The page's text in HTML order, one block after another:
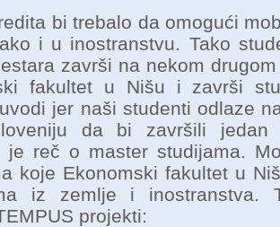
bi trebalo da omogući
i u inostranstvu. Tako
završi na nekom
fakultet u Nišu i završi
jer naši studenti odlaze
da bi završili
je reč o master studijama.
koje Ekonomski fakultet u
iz zemlje i inostranstva.
projekti: